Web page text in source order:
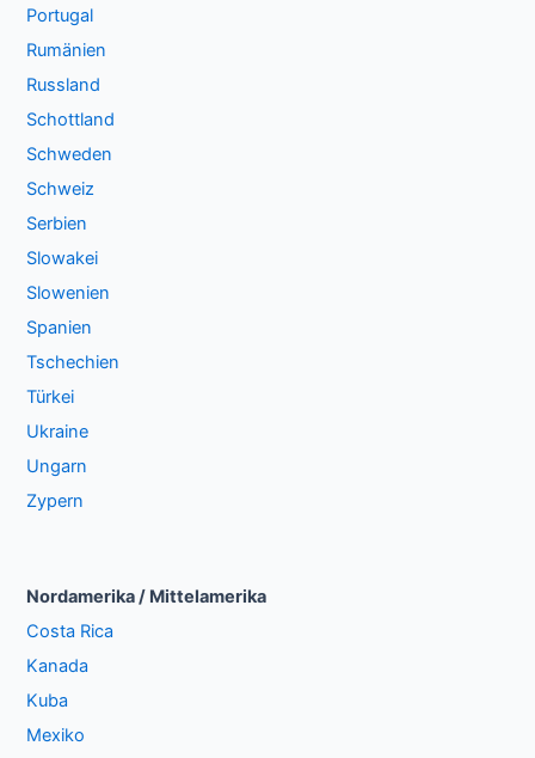
Portugal
Rumänien
Russland
Schottland
Schweden
Schweiz
Serbien
Slowakei
Slowenien
Spanien
Tschechien
Türkei
Ukraine
Ungarn
Zypern
Nordamerika / Mittelamerika
Costa Rica
Kanada
Kuba
Mexiko